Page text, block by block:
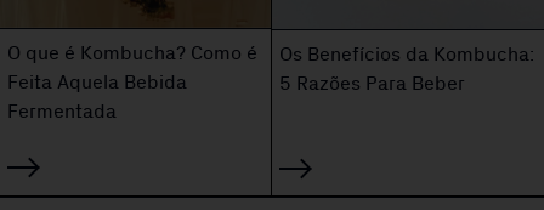
O que é Kombucha? Como é
Feita Aquela Bebida
Fermentada
Os Benefícios da Kombucha:
5 Razões Para Beber